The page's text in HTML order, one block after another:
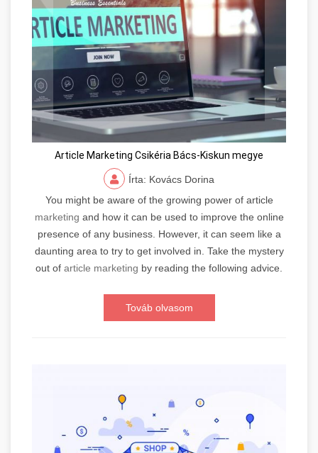
Article Marketing Csikéria Bács-Kiskun megye
Írta: Kovács Dorina
You might be aware of the growing power of article
marketing and how it can be used to improve the online
presence of any business. However, it can seem like a
daunting area to try to get involved in. Take the mystery
out of article marketing by reading the following advice.
Továb olvasom